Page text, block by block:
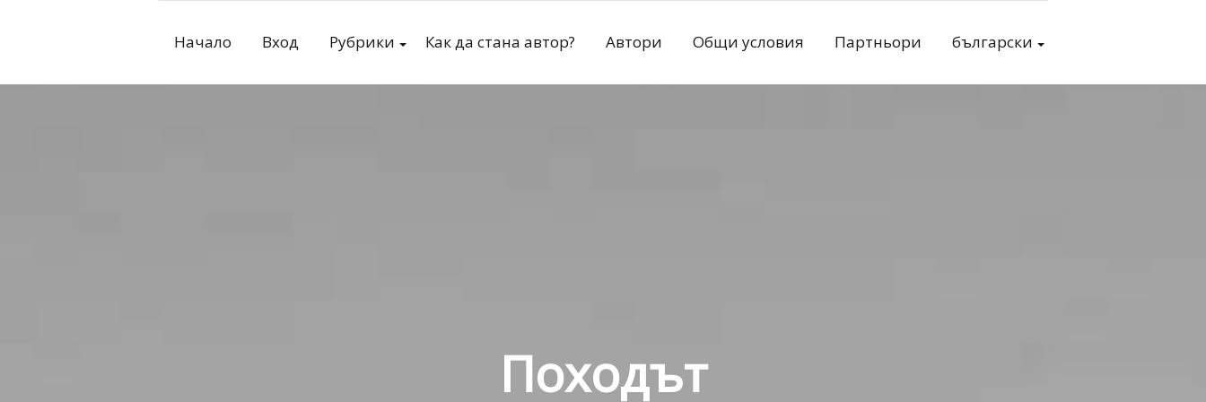
Начало Вход Рубрики Как да стана автор? Автори Общи условия Партньори български
Походът